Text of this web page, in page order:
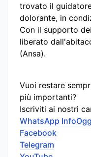
trovato il
dolorante, in
Con il supporto
liberato
(Ansa).
Vuoi restare
più importanti?
Iscriviti ai nostri
WhatsApp
Facebook
Telegram